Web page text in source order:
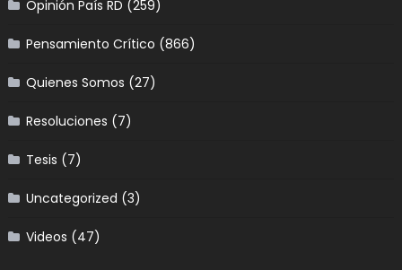
Opinión País RD (259)
Pensamiento Crítico (866)
Quienes Somos (27)
Resoluciones (7)
Tesis (7)
Uncategorized (3)
Videos (47)